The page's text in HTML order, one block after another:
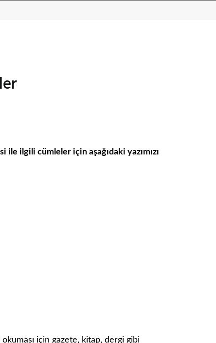
ile ilgili cümleler için aşağıdaki yazımızı
için gazete, kitap, dergi gibi